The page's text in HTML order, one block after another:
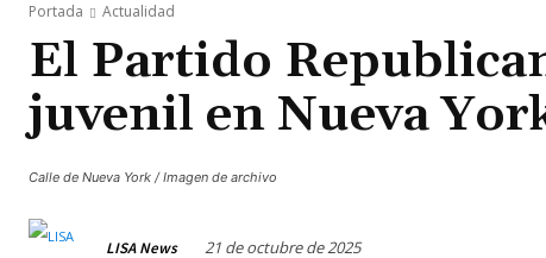
Portada Actualidad
El Partido
juvenil en Nueva
Calle de Nueva York / Imagen de archivo
LISA News 21 de octubre de 2025